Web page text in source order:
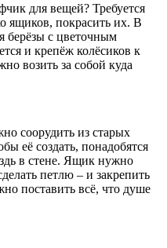
для вещей? Требуется
ящиков, покрасить их. В
берёзы с цветочным
и крепёж колёсиков к
возить за собой куда
соорудить из старых
её создать, понадобятся
в стене. Ящик нужно
петлю – и закрепить
поставить всё, что душе